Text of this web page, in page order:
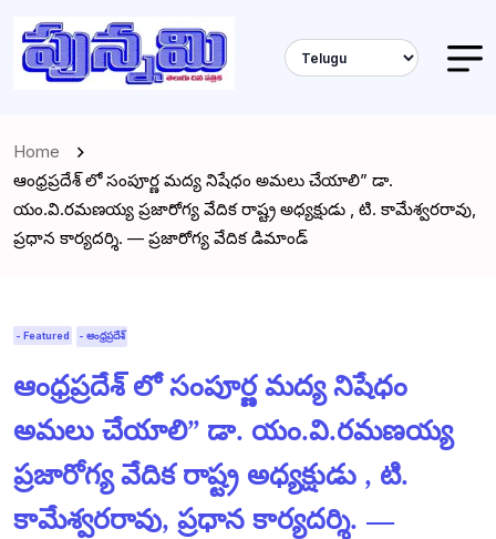
Home
ఆంధ్రప్రదేశ్ లో సంపూర్ణ మద్య నిషేధం అమలు చేయాలి” డా.
యం.వి.రమణయ్య ప్రజారోగ్య వేదిక రాష్ట్ర అధ్యక్షుడు , టి. కామేశ్వరరావు,
ప్రధాన కార్యదర్శి. — ప్రజారోగ్య వేదిక డిమాండ్
- Featured - ఆంధ్రప్రదేశ్
ఆంధ్రప్రదేశ్ లో సంపూర్ణ మద్య నిషేధం
అమలు చేయాలి” డా. యం.వి.రమణయ్య
ప్రజారోగ్య వేదిక రాష్ట్ర అధ్యక్షుడు , టి.
కామేశ్వరరావు, ప్రధాన కార్యదర్శి. —